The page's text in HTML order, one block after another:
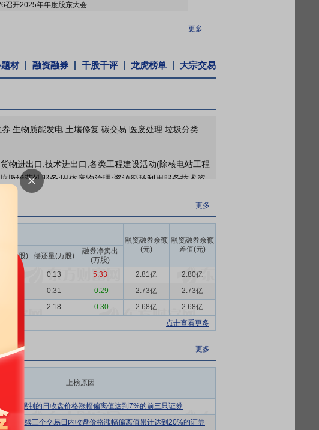
召开2025年年度股东大会
更多
更多
更多
更多
更多
材 融资融券 千股千评 龙虎榜单 大宗交易
生物质能发电 土壤修复 碳交易 医废处理 垃圾分类
物进出口;技术进出口;各类工程建设活动(除核电站工程
圾经营性服务;固体废物治理;资源循环利用服务技术咨
水处理及其再生利用;工程管理服务。
的减量化、资源化、无害化。截至报告期末，公司投
等进行卫生填埋处理。截至报告期末，公司运营生活
再运输至后续垃圾转运设施或处理设施的过程。
截至报告期末，公司投资、建设、运营污水处理项目
、双碳战略等深入推进，通过精细化管理与技术升级
理转向全过程管控，积极构建涵盖源头减量、过程管
绕污水收集、提标改造、再生水利用、污泥处置等核心
提升运营质量与服务水平，提高资源能源利用效率，行
国固废行业最具社会责任企业”、上海市首批“安全文
更多
融资融券余额
(元)
融资融券余额
差值(元)
量(万股) 偿还量(万股)
融券净卖出
(万股)
0.13 5.33 2.81亿
2.80亿
0.31 -0.29 2.73亿
2.73亿
2.18 -0.30 2.68亿
2.68亿
点击查看更多
更多
上榜原因
跌幅限制的日收盘价格涨幅偏离值达到7%的前三只证券
证券连续三个交易日内收盘价格涨幅偏离值累计达到20%的证券